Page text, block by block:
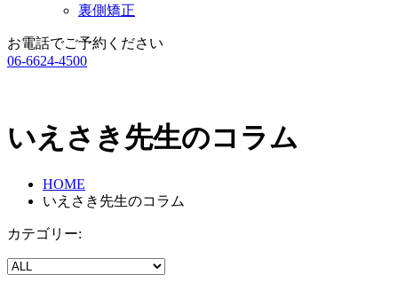
裏側矯正
お電話でご予約ください
06-6624-4500
いえさき先生のコラム
HOME
いえさき先生のコラム
カテゴリー: